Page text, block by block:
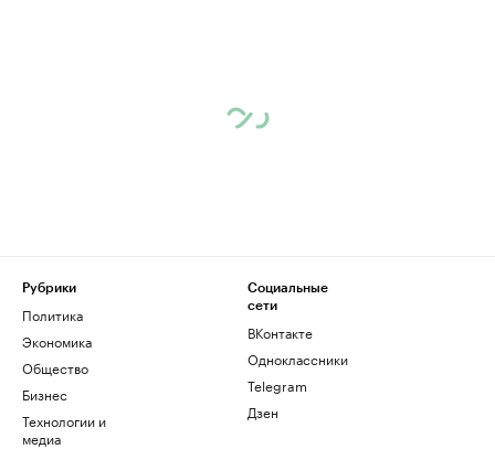
Рубрики
Политика
Экономика
Общество
Бизнес
Технологии и
медиа
Социальные
сети
ВКонтакте
Одноклассники
Telegram
Дзен